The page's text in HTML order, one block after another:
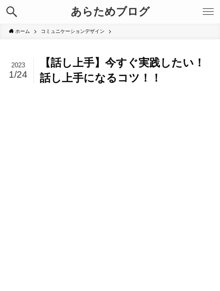
あらためブログ
ホーム コミュニケーションデザイン
【話し上手】今すぐ実践したい！
話し上手になるコツ！！
2023
1/24